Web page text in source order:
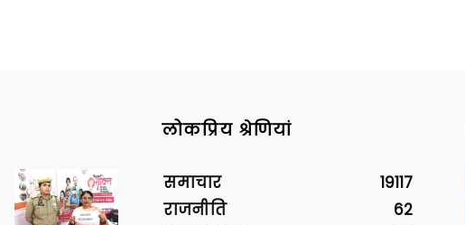
लोकप्रिय श्रेणियां
समाचार
19117
राजनीति
62